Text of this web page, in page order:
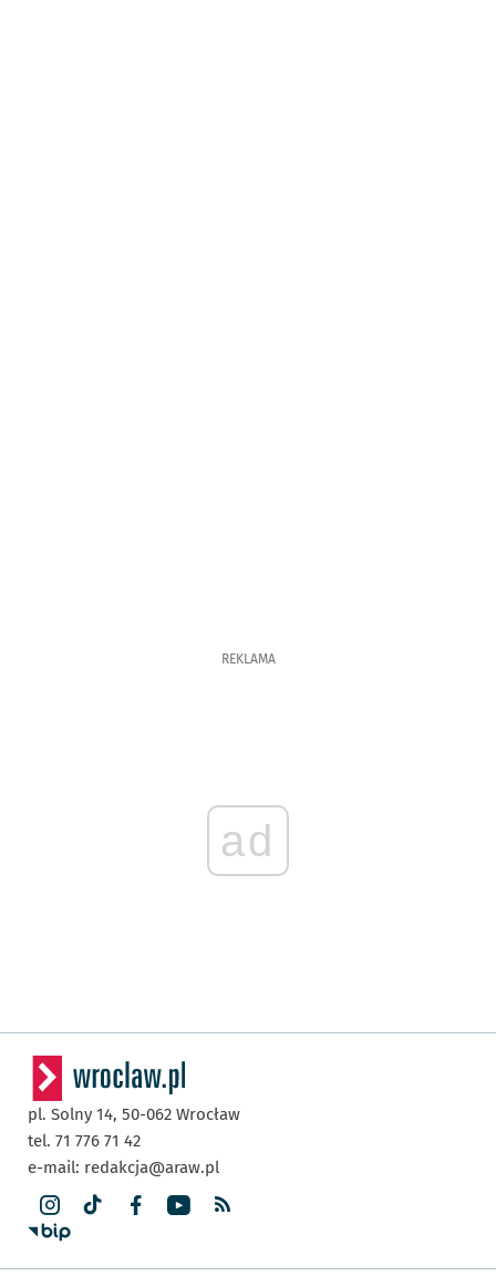
REKLAMA
ad
pl. Solny 14, 50-062 Wrocław
tel. 71 776 71 42
e-mail: redakcja@araw.pl